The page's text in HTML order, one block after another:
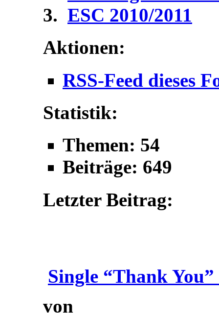
ESC 2010/2011
Aktionen:
RSS-Feed dieses
Statistik:
Themen: 54
Beiträge: 649
Letzter Beitrag:
Single “Thank
von